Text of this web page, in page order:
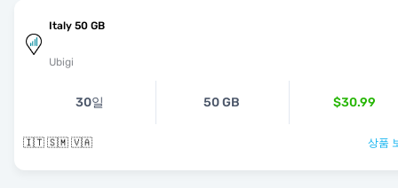
Italy 50 GB
Ubigi
30일 50 GB $30.99
🇮🇹 🇸🇲 🇻🇦 상품